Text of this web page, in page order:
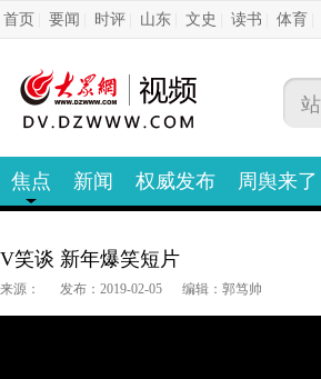
首页 要闻 时评 山东 文史 读书 体育
焦点 新闻 权威发布 周舆来了
V笑谈 新年爆笑短片
来源： 发布：2019-02-05 编辑：郭笃帅